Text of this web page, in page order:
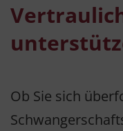
Ob Sie sich